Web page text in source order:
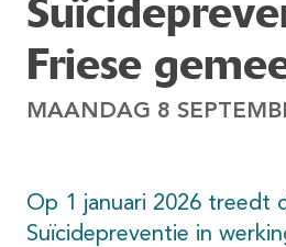
Friese
MAANDAG 8
Op 1 januari 2026 treedt
Suïcidepreventie in